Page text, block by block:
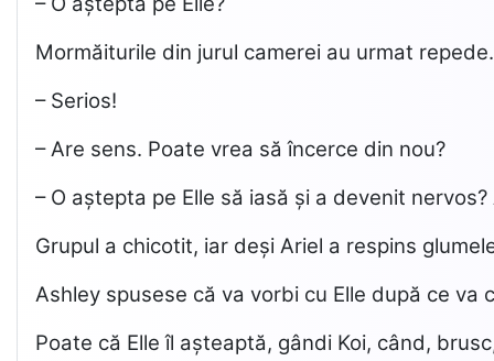
Mormăiturile din jurul camerei au urmat repede.
– Serios!
– Are sens. Poate vrea să încerce din nou?
– O aștepta pe Elle să iasă și a devenit
Grupul a chicotit, iar deși Ariel a respins
Ashley spusese că va vorbi cu Elle după ce va
Poate că Elle îl așteaptă, gândi Koi, când,